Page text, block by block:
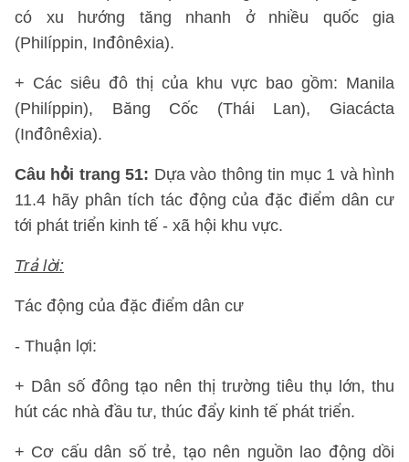
có xu hướng tăng nhanh ở nhiều quốc gia
(Philíppin, Inđônêxia).
+ Các siêu đô thị của khu vực bao gồm: Manila
(Philíppin), Băng Cốc (Thái Lan), Giacácta
(Inđônêxia).
Câu hỏi trang 51: Dựa vào thông tin mục 1 và hình
11.4 hãy phân tích tác động của đặc điểm dân cư
tới phát triển kinh tế - xã hội khu vực.
Trả lời:
Tác động của đặc điểm dân cư
- Thuận lợi:
+ Dân số đông tạo nên thị trường tiêu thụ lớn, thu
hút các nhà đầu tư, thúc đẩy kinh tế phát triển.
+ Cơ cấu dân số trẻ, tạo nên nguồn lao động dồi